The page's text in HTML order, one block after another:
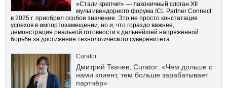
«Стали крепче!» — лаконичный слоган XII
мультивендорного форума ICL Partner Connect
в 2025 г. приобрел особое значение. Это не просто констатация
успехов в импортозамещении, но и, что гораздо важнее,
демонстрация реальной готовности к дальнейшей напряженной
борьбе за достижение технологического суверенитета.
Curator
Дмитрий Ткачев, Curator: «Чем дольше с
нами клиент, тем больше зарабатывает
партнёр»